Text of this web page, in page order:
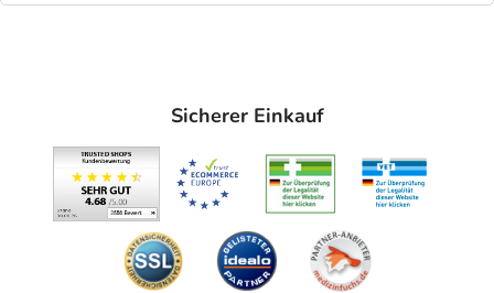
Sicherer Einkauf